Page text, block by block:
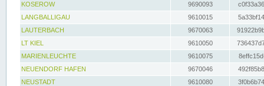
KOSEROW
9690093
LANGBALLIGAU
9610015
LAUTERBACH
9670063
LT KIEL
9610050
MARIENLEUCHTE
9610075
NEUENDORF HAFEN
9670046
NEUSTADT
9610080